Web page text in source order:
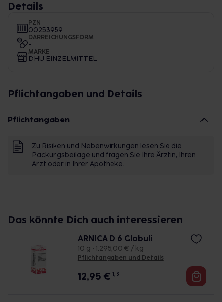
Details
PZN
00253959
DARREICHUNGSFORM
-
MARKE
DHU EINZELMITTEL
Pflichtangaben und Details
Pflichtangaben
Zu Risiken und Nebenwirkungen lesen Sie die
Packungsbeilage und fragen Sie Ihre Ärztin, Ihren
Arzt oder in Ihrer Apotheke.
Das könnte Dich auch interessieren
ARNICA D 6 Globuli
10 g • 1.295,00 € / kg
Pflichtangaben und Details
12,95 € 1, 3